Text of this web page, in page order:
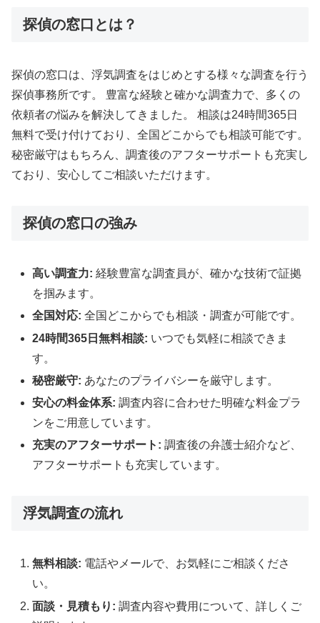
探偵の窓口とは？
探偵の窓口は、浮気調査をはじめとする様々な調査を行う
探偵事務所です。 豊富な経験と確かな調査力で、多くの
依頼者の悩みを解決してきました。 相談は24時間365日
無料で受け付けており、全国どこからでも相談可能です。
秘密厳守はもちろん、調査後のアフターサポートも充実し
ており、安心してご相談いただけます。
探偵の窓口の強み
高い調査力: 経験豊富な調査員が、確かな技術で証拠
を掴みます。
全国対応: 全国どこからでも相談・調査が可能です。
24時間365日無料相談: いつでも気軽に相談できま
す。
秘密厳守: あなたのプライバシーを厳守します。
安心の料金体系: 調査内容に合わせた明確な料金プラ
ンをご用意しています。
充実のアフターサポート: 調査後の弁護士紹介など、
アフターサポートも充実しています。
浮気調査の流れ
無料相談: 電話やメールで、お気軽にご相談くださ
い。
面談・見積もり: 調査内容や費用について、詳しくご